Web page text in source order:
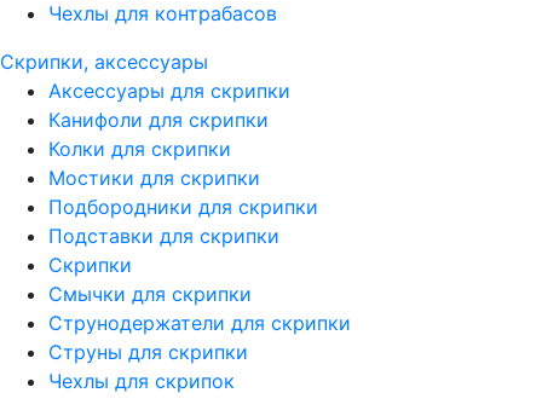
Чехлы для контрабасов
Скрипки, аксессуары
Аксессуары для скрипки
Канифоли для скрипки
Колки для скрипки
Мостики для скрипки
Подбородники для скрипки
Подставки для скрипки
Скрипки
Смычки для скрипки
Струнодержатели для скрипки
Струны для скрипки
Чехлы для скрипок